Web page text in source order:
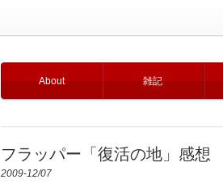
About 雑記
フラッパー「復活の地」感想
2009-12/07